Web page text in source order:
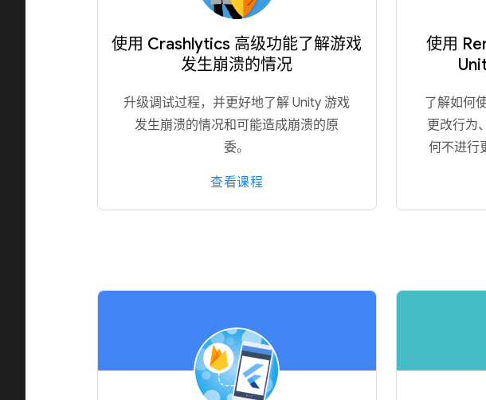
使用 Crashlytics 高级功能了解游戏
发生崩溃的情况
升级调试过程，并更好地了解 Unity 游戏
发生崩溃的情况和可能造成崩溃的原
委。
查看课程
使用
了解如何
更改行为
何不进行